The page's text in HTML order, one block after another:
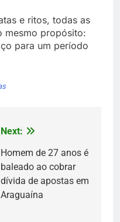
e ritos, todas as
mesmo propósito:
para um período
Next:
Homem de 27 anos é
baleado ao cobrar
dívida de apostas em
Araguaína